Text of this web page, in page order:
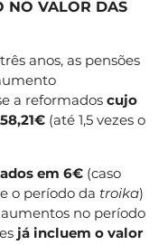
NO VALOR DAS
anos, as pensões
a reformados cujo
(até 1,5 vezes o
em 6€ (caso
o período da troika)
no período
já incluem o valor